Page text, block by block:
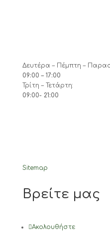
Δευτέρα – Πέμπτη –
09:00 – 17:00
Τρίτη – Τετάρτη:
09:00- 21:00
Sitemap
Βρείτε μας
Ακολουθήστε